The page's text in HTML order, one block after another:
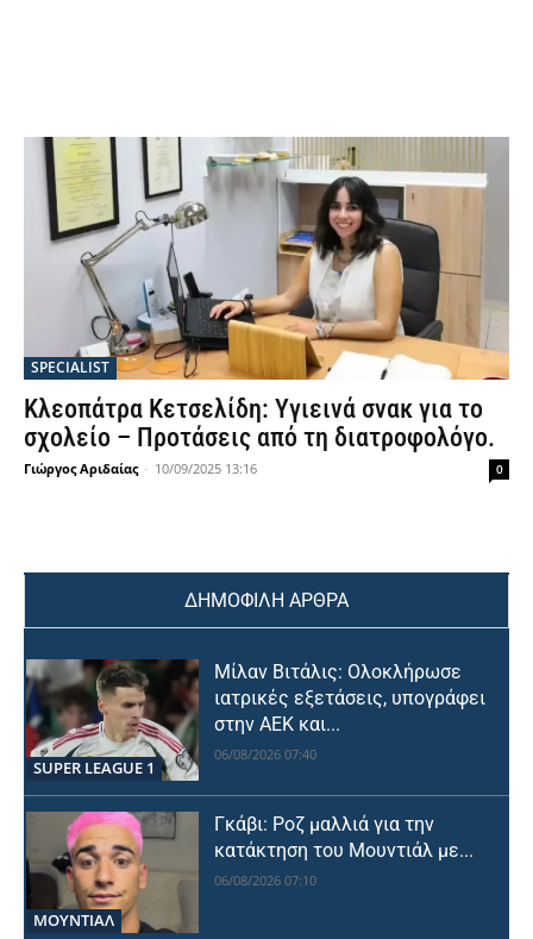
SPECIALIST
Κλεοπάτρα Κετσελίδη: Υγιεινά σνακ για το
σχολείο – Προτάσεις από τη διατροφολόγο.
Γιώργος Αριδαίας - 10/09/2025 13:16 0
ΔΗΜΟΦΙΛΗ ΑΡΘΡΑ
SUPER LEAGUE 1
Μίλαν Βιτάλις: Ολοκλήρωσε
ιατρικές εξετάσεις, υπογράφει
στην ΑΕΚ και...
06/08/2026 07:40
ΜΟΥΝΤΙΆΛ
Γκάβι: Ροζ μαλλιά για την
κατάκτηση του Μουντιάλ με...
06/08/2026 07:10